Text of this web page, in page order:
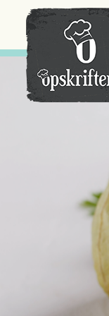
Der er ingen